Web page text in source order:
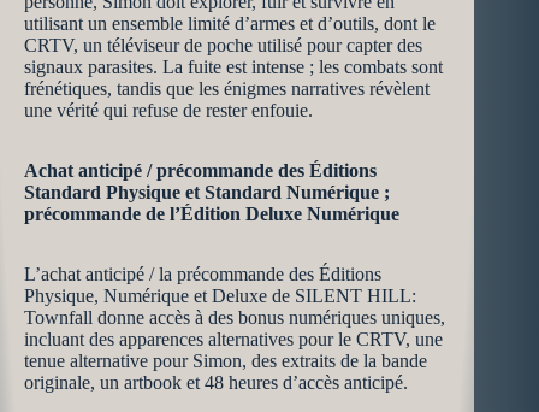
utilisant un ensemble limité d’armes et d’outils, dont le
CRTV, un téléviseur de poche utilisé pour capter des
signaux parasites. La fuite est intense ; les combats sont
frénétiques, tandis que les énigmes narratives révèlent
une vérité qui refuse de rester enfouie.
Achat anticipé / précommande des Éditions
Standard Physique et Standard Numérique ;
précommande de l’Édition Deluxe Numérique
L’achat anticipé / la précommande des Éditions
Physique, Numérique et Deluxe de SILENT HILL:
Townfall donne accès à des bonus numériques uniques,
incluant des apparences alternatives pour le CRTV, une
tenue alternative pour Simon, des extraits de la bande
originale, un artbook et 48 heures d’accès anticipé.